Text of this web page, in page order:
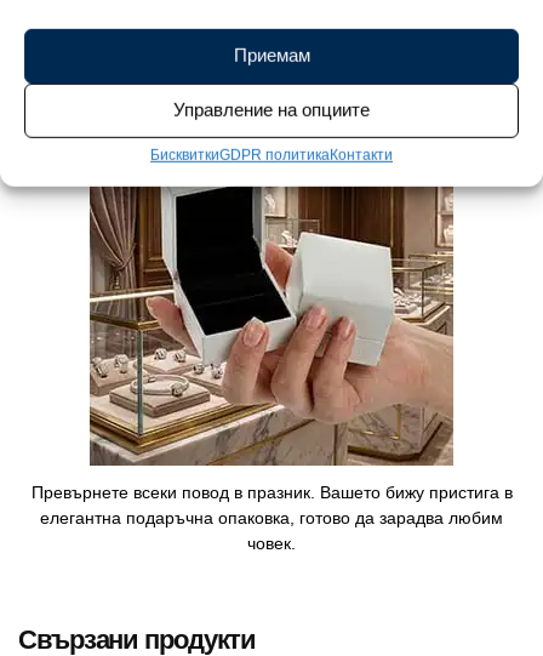
Приемам
Управление на опциите
БисквиткиGDPR политикаКонтакти
украшение, а истинско малко съкровище, създадено да носи
Превърнете всеки повод в празник. Вашето бижу пристига в
елегантна подаръчна опаковка, готово да зарадва любим
човек.
Свързани продукти